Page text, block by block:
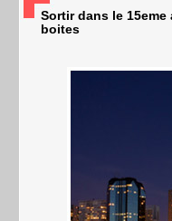
Sortir dans le
boites